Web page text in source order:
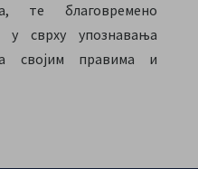
те благовремено
сврху упознавања
својим правима и